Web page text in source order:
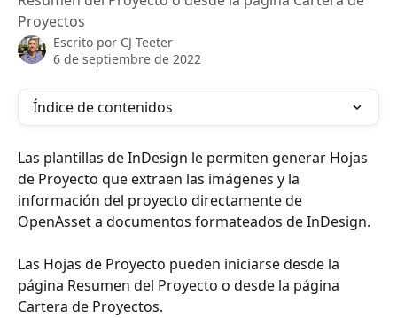
Proyectos
Escrito por CJ Teeter
6 de septiembre de 2022
Índice de contenidos
Las plantillas de InDesign le permiten generar Hojas
de Proyecto que extraen las imágenes y la
información del proyecto directamente de
OpenAsset a documentos formateados de InDesign.
Las Hojas de Proyecto pueden iniciarse desde la
página Resumen del Proyecto o desde la página
Cartera de Proyectos.